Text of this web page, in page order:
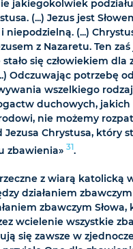
jakiegokolwiek
(...) Jezus jest
niepodzielną. (...)
z Nazaretu. Ten zaś
się człowiekiem dla
Odczuwając potrzebę
wszelkiego
duchowych, jakich
nie możemy
Jezusa Chrystusa, który
zbawienia» 31.
z wiarą katolicką
działaniem
zbawczym Słowa,
wcielenie wszystkie
się zawsze w